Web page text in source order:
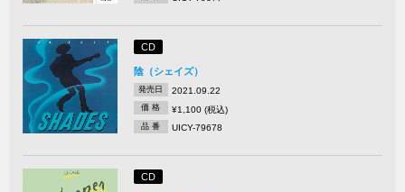
CD
陰（シェイズ）
発売日 2021.09.22
価 格 ¥1,100 (税込)
品 番 UICY-79678
CD